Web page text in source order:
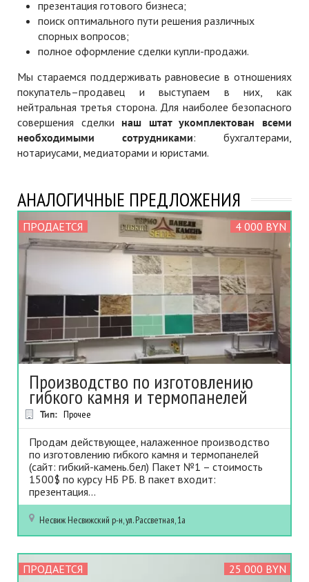
презентация готового бизнеса;
поиск оптимального пути решения различных
спорных вопросов;
полное оформление сделки купли-продажи.
Мы стараемся поддерживать равновесие в отношениях
покупатель–продавец и выступаем в них, как
нейтральная третья сторона. Для наиболее безопасного
совершения сделки наш штат укомплектован всеми
необходимыми сотрудниками: бухгалтерами,
нотариусами, медиаторами и юристами.
АНАЛОГИЧНЫЕ ПРЕДЛОЖЕНИЯ
ПРОДАЕТСЯ 4 000 BYN
Производство по изготовлению
гибкого камня и термопанелей
Тип: Прочее
Продам действующее, налаженное производство
по изготовлению гибкого камня и термопанелей
(сайт: гибкий-камень.бел) Пакет №1 – стоимость
1500$ по курсу НБ РБ. В пакет входит:
презентация...
Несвиж Несвижский р-н, ул. Рассветная, 1а
ПРОДАЕТСЯ 25 000 BYN